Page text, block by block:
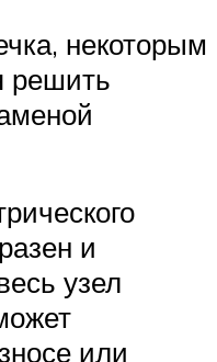
некоторым
решить
и
узел
или